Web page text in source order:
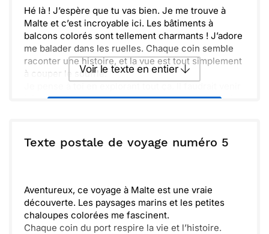
motive à continuer. Je suis sûr que je vais encore
faire des découvertes incroyables et enrichir mon
voyage.
Hé là ! J’espère que tu vas bien. Je me trouve à
Malte et c’est incroyable ici. Les bâtiments à
balcons colorés sont tellement charmants ! J’adore
me balader dans les ruelles. Chaque coin semble
raconter une histoire, et la vue est tout simplement
à couper le souffle.
ici ensemble un jour ! Je suis sûr que tu adorerais
souvenirs. À très vite !
Voir le texte en entier
ou : Copier Recevoir par mail
Texte postale de voyage numéro 5
Aventureux, ce voyage à Malte est une vraie
découverte. Les paysages marins et les petites
chaloupes colorées me fascinent.
Chaque coin du port respire la vie et l’histoire.